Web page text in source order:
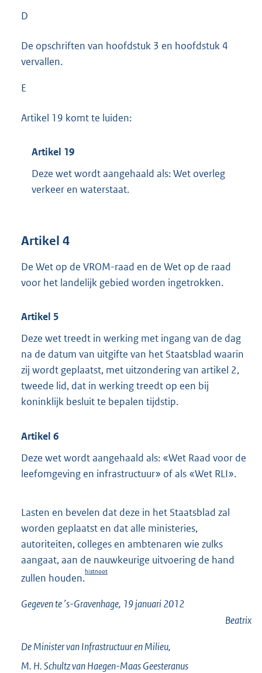
D
De opschriften van hoofdstuk 3 en hoofdstuk 4
vervallen.
E
Artikel 19 komt te luiden:
Artikel 19
Deze wet wordt aangehaald als: Wet overleg
verkeer en waterstaat.
Artikel 4
De Wet op de VROM-raad en de Wet op de raad
voor het landelijk gebied worden ingetrokken.
Artikel 5
Deze wet treedt in werking met ingang van de dag
na de datum van uitgifte van het Staatsblad waarin
zij wordt geplaatst, met uitzondering van artikel 2,
tweede lid, dat in werking treedt op een bij
koninklijk besluit te bepalen tijdstip.
Artikel 6
Deze wet wordt aangehaald als: «Wet Raad voor de
leefomgeving en infrastructuur» of als «Wet RLI».
Lasten en bevelen dat deze in het Staatsblad zal
worden geplaatst en dat alle ministeries,
autoriteiten, colleges en ambtenaren wie zulks
aangaat, aan de nauwkeurige uitvoering de hand
zullen houden.
histnoot
Gegeven te ’s-Gravenhage, 19 januari 2012
Beatrix
De Minister van Infrastructuur en Milieu,
M. H.Schultz van Haegen-Maas Geesteranus